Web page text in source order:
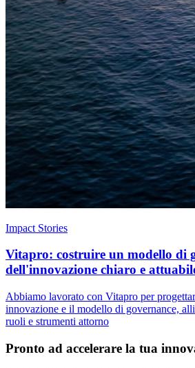
Impact Stories
Vitapro: costruire un modello di
dell'innovazione chiaro e
Abbiamo lavorato con Vitapro per
innovazione e il modello di governance,
ruoli e strumenti attorno
Pronto ad accelerare la tua